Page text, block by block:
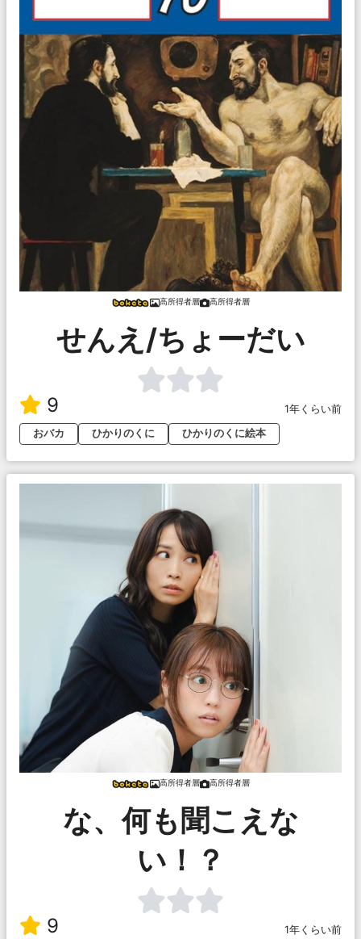
高所得者層 高所得者層
せんえ/ちょーだい
9
1年くらい前
おバカ
ひかりのくに ひかりのくに絵本
高所得者層 高所得者層
な、何も聞こえな
い！？
9 1年くらい前